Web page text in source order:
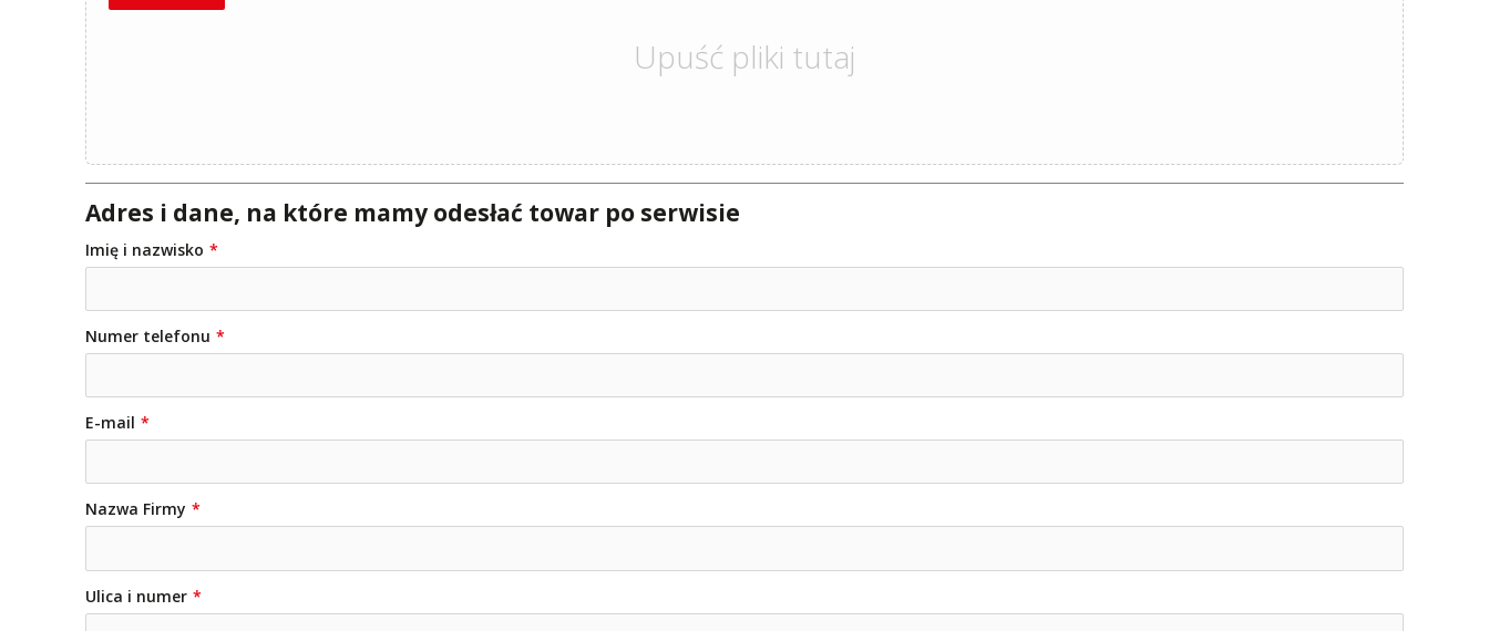
Adres i dane, na które mamy odesłać towar po serwisie
Imię i nazwisko
Numer telefonu
E-mail
Nazwa Firmy
Ulica i numer